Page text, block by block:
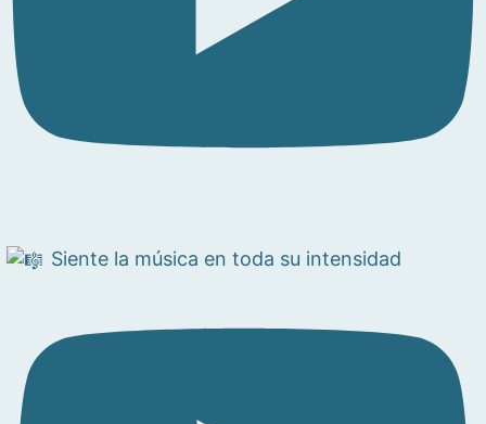
Siente la música en toda su intensidad